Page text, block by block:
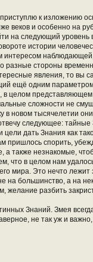
к изложению
веков и особенно на
следующий уровень
истории
разные стороны
явления, то вы
ещё одним
целом
сложности не
в новом тысячелетии
следующее:
дать Знания как
спорить,
также незнакомые,
в целом нам удалось
мира. Это нечто
большинство, а на
желание разбить
Знаний. Змея
не так уж и важно,